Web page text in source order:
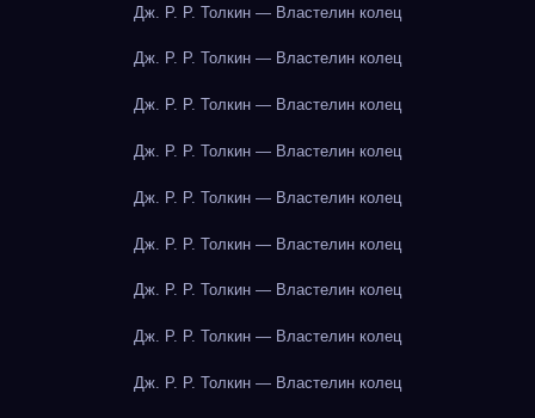
Дж. Р. Р. Толкин — Властелин колец
Дж. Р. Р. Толкин — Властелин колец
Дж. Р. Р. Толкин — Властелин колец
Дж. Р. Р. Толкин — Властелин колец
Дж. Р. Р. Толкин — Властелин колец
Дж. Р. Р. Толкин — Властелин колец
Дж. Р. Р. Толкин — Властелин колец
Дж. Р. Р. Толкин — Властелин колец
Дж. Р. Р. Толкин — Властелин колец